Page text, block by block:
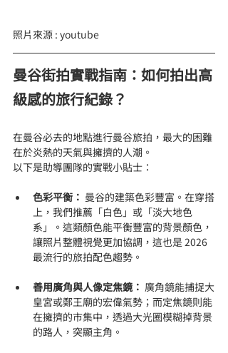
照片來源 : youtube
曼谷街拍實戰指南：如何拍出高
級感的旅行紀錄？
在曼谷必去的地點進行曼谷旅拍，最大的困難
在於炎熱的天氣與擁擠的人潮。
以下是助導團隊的實戰小貼士：
色彩平衡： 曼谷的建築色彩豐富。在穿搭
上，我們推薦「白色」或「淡大地色
系」。這類顏色能平衡豐富的背景顏色，
讓照片整體視覺更加協調，這也是 2026
最流行的旅拍配色趨勢。
善用廣角與人像定焦鏡： 廣角鏡能捕捉大
皇宮或鄭王廟的宏偉氣勢；而定焦鏡則能
在擁擠的市集中，透過大光圈模糊掉背景
的路人，突顯主角。